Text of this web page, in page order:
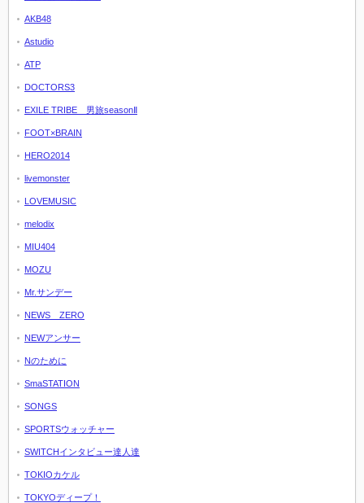
AKB48
Astudio
ATP
DOCTORS3
EXILE TRIBE 男旅seasonⅡ
FOOT×BRAIN
HERO2014
livemonster
LOVEMUSIC
melodix
MIU404
MOZU
Mr.サンデー
NEWS ZERO
NEWアンサー
Nのために
SmaSTATION
SONGS
SPORTSウォッチャー
SWITCHインタビュー達人達
TOKIOカケル
TOKYOディープ！